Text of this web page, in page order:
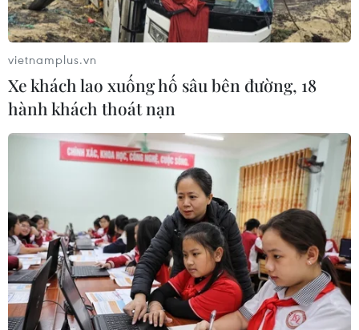
TIN CÙNG CHUYÊN MỤC
Mỹ có đang chuẩn bị một
chiến lược mới nhằm vào Iran?
07/08/2026 10:08
vietnamplus.vn
Xe khách lao xuống hố sâu bên đường, 18
hành khách thoát nạn